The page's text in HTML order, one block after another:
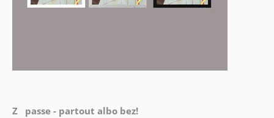
Z passe - partout albo bez!